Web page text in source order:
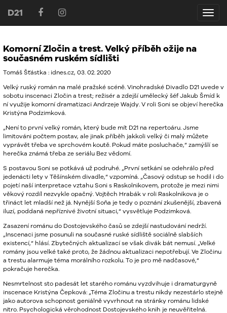
D21
D21
Komorní Zločin a trest. Velký příběh ožije na
současném ruském sídlišti
Tomáš Šťástka : idnes.cz, 03. 02. 2020
Velký ruský román na malé pražské scéně. Vinohradské Divadlo D21 uvede v
sobotu inscenaci Zločin a trest; režisér a zdejší umělecký šéf Jakub Šmíd k
ní využije komorní dramatizaci Andrzeje Wajdy. V roli Soni se objeví herečka
Kristýna Podzimková.
„Není to první velký román, který bude mít D21 na repertoáru. Jsme
limitováni počtem postav, ale jinak příběh jakkoli velký či malý můžete
vyprávět třeba ve sprchovém koutě. Pokud máte posluchače,“ zamýšlí se
herečka známá třeba ze seriálu Bez vědomí.
S postavou Soni se potkává už podruhé. „První setkání se odehrálo před
jedenácti lety v Těšínském divadle,“ vzpomíná. „Časový odstup se hodil i do
pojetí naší interpretace vztahu Soni s Raskolnikovem, protože je mezi nimi
věkový rozdíl nezvykle opačný. Vojtěch Hrabák v roli Raskolnikova je o
třináct let mladší než já. Nynější Soňa je tedy o poznání zkušenější, zbavená
iluzí, poddaná nepříznivé životní situaci,“ vysvětluje Podzimková.
Zasazení románu do Dostojevského časů se zdejší nastudování nedrží.
„Inscenaci jsme posunuli na současné ruské sídliště sociálně slabších
existencí,“ hlásí. Zbytečných aktualizací se však divák bát nemusí. „Velké
romány jsou velké také proto, že žádnou aktualizaci nepotřebují. Ve Zločinu
a trestu alarmuje téma morálního rozkolu. To je pro mě nadčasové,“
pokračuje herečka.
Nesmrtelnost sto padesát let starého románu vyzdvihuje i dramaturgyně
inscenace Kristýna Čepková: „Téma Zločinu a trestu nikdy nezestárlo stejně
jako autorova schopnost geniálně vyvrhnout na stránky románu lidské
nitro. Psychologická věrohodnost Dostojevského knih je neuvěřitelná.